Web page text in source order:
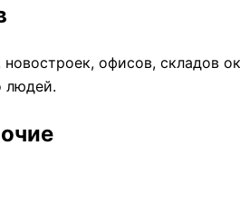
новостроек, офисов,
людей.